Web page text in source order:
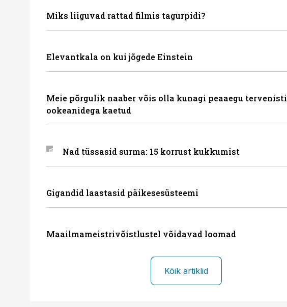
Miks liiguvad rattad filmis tagurpidi?
Elevantkala on kui jõgede Einstein
Meie põrgulik naaber võis olla kunagi peaaegu tervenisti
ookeanidega kaetud
Nad tüssasid surma: 15 korrust kukkumist
Gigandid laastasid päikesesüsteemi
Maailmameistrivõistlustel võidavad loomad
Kõik artiklid